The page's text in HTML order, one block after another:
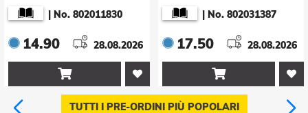
| No. 802011830
14.90 28.08.2026

| No. 802031387
17.50 28.08.2026

TUTTI I PRE-ORDINI PIÙ POPOLARI